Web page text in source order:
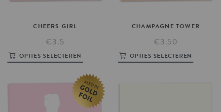
CHEERS GIRL
€3.5
OPTIES SELECTEREN
CHAMPAGNE TOWER
€3.50
OPTIES SELECTEREN